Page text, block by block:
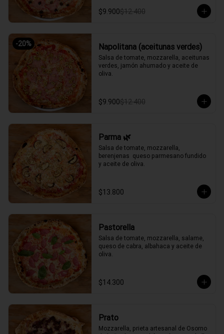
$9.900$12.400
-20% Napolitana (aceitunas verdes)
Salsa de tomate, mozzarella, aceitunas
verdes, jamón ahumado y aceite de
oliva.
$9.900$12.400
Parma 🌿
Salsa de tomate, mozzarella,
berenjenas  queso parmesano fundido
y aceite de oliva.
$13.800
Pastorella
Salsa de tomate, mozzarella, salame,
queso de cabra, albahaca y aceite de
oliva.
$14.300
Prato
Mozzarella, prieta artesanal de Osorno